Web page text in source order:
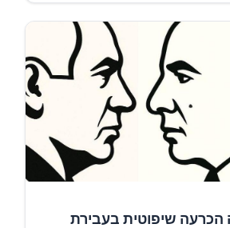
הכרעה שיפוטית בעבירת